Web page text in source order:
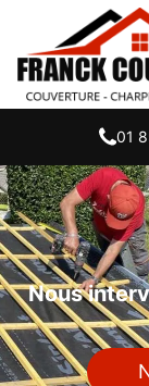
01
Nous